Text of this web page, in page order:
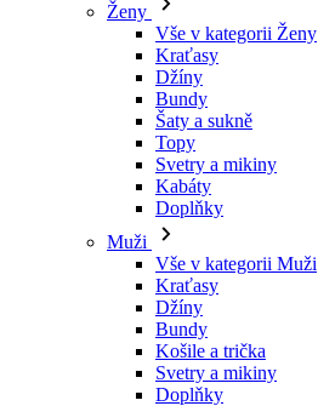
Ženy
Vše v kategorii Ženy
Kraťasy
Džíny
Bundy
Šaty a sukně
Topy
Svetry a mikiny
Kabáty
Doplňky
Muži
Vše v kategorii Muži
Kraťasy
Džíny
Bundy
Košile a trička
Svetry a mikiny
Doplňky